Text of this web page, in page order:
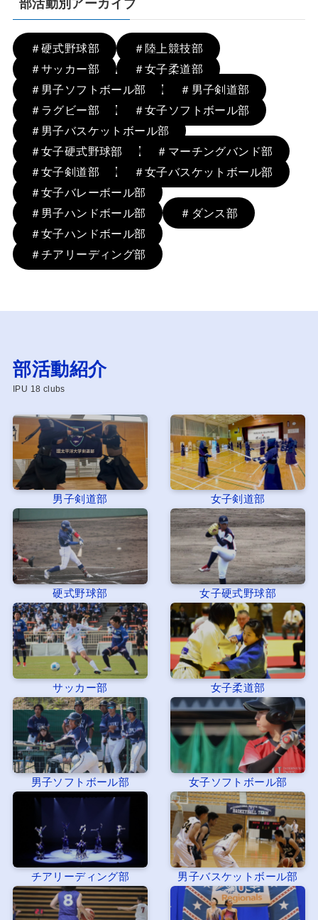
部活動別アーカイブ
＃硬式野球部
＃陸上競技部
＃サッカー部
＃女子柔道部
＃男子ソフトボール部
＃男子剣道部
＃ラグビー部
＃女子ソフトボール部
＃男子バスケットボール部
＃女子硬式野球部
＃マーチングバンド部
＃女子剣道部
＃女子バスケットボール部
＃女子バレーボール部
＃男子ハンドボール部
＃ダンス部
＃女子ハンドボール部
＃チアリーディング部
部活動紹介
IPU 18 clubs
男子剣道部 女子剣道部
硬式野球部 女子硬式野球部
サッカー部 女子柔道部
男子ソフトボール部 女子ソフトボール部
チアリーディング部 男子バスケットボール部